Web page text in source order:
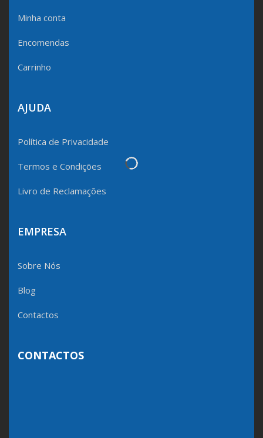
Minha conta
Encomendas
Carrinho
AJUDA
Política de Privacidade
Termos e Condições
Livro de Reclamações
EMPRESA
Sobre Nós
Blog
Contactos
CONTACTOS